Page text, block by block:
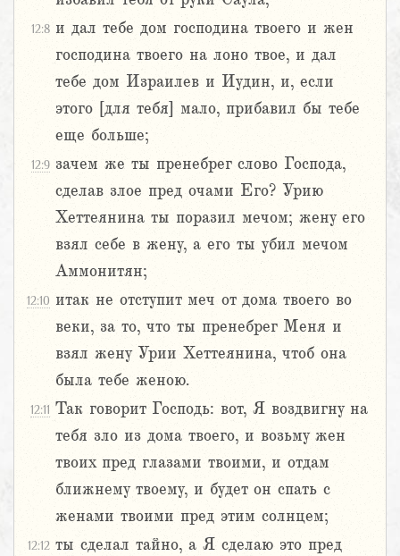
12:8 и дал тебе дом господина твоего и жен
господина твоего на лоно твое, и дал
тебе дом Израилев и Иудин, и, если
этого [для тебя] мало, прибавил бы тебе
еще больше;
12:9 зачем же ты пренебрег слово Господа,
сделав злое пред очами Его? Урию
Хеттеянина ты поразил мечом; жену его
взял себе в жену, а его ты убил мечом
Аммонитян;
12:10 итак не отступит меч от дома твоего во
веки, за то, что ты пренебрег Меня и
взял жену Урии Хеттеянина, чтоб она
была тебе женою.
12:11 Так говорит Господь: вот, Я воздвигну на
тебя зло из дома твоего, и возьму жен
твоих пред глазами твоими, и отдам
ближнему твоему, и будет он спать с
женами твоими пред этим солнцем;
12:12 ты сделал тайно, а Я сделаю это пред